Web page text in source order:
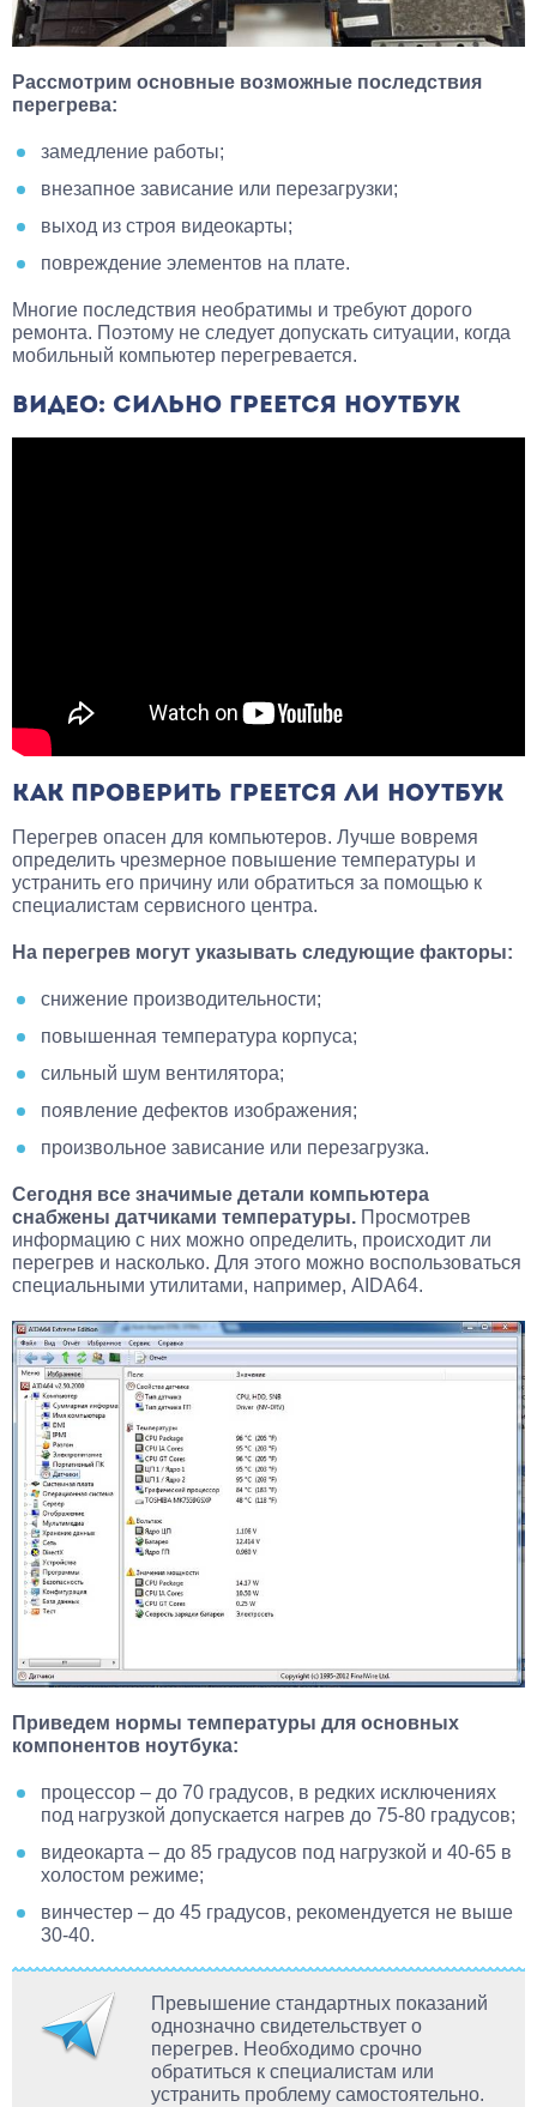
Рассмотрим основные возможные последствия
перегрева:
замедление работы;
внезапное зависание или перезагрузки;
выход из строя видеокарты;
повреждение элементов на плате.
Многие последствия необратимы и требуют дорого
ремонта. Поэтому не следует допускать ситуации, когда
мобильный компьютер перегревается.
ВИДЕО: СИЛЬНО ГРЕЕТСЯ НОУТБУК
КАК ПРОВЕРИТЬ ГРЕЕТСЯ ЛИ НОУТБУК
Перегрев опасен для компьютеров. Лучше вовремя
определить чрезмерное повышение температуры и
устранить его причину или обратиться за помощью к
специалистам сервисного центра.
На перегрев могут указывать следующие факторы:
снижение производительности;
повышенная температура корпуса;
сильный шум вентилятора;
появление дефектов изображения;
произвольное зависание или перезагрузка.
Сегодня все значимые детали компьютера
снабжены датчиками температуры. Просмотрев
информацию с них можно определить, происходит ли
перегрев и насколько. Для этого можно воспользоваться
специальными утилитами, например, AIDA64.
Приведем нормы температуры для основных
компонентов ноутбука:
процессор – до 70 градусов, в редких исключениях
под нагрузкой допускается нагрев до 75-80 градусов;
видеокарта – до 85 градусов под нагрузкой и 40-65 в
холостом режиме;
винчестер – до 45 градусов, рекомендуется не выше
30-40.
Превышение стандартных показаний
однозначно свидетельствует о
перегрев. Необходимо срочно
обратиться к специалистам или
устранить проблему самостоятельно.